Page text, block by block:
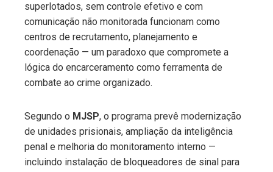
superlotados, sem controle efetivo e com
comunicação não monitorada funcionam como
centros de recrutamento, planejamento e
coordenação — um paradoxo que compromete a
lógica do encarceramento como ferramenta de
combate ao crime organizado.
Segundo o MJSP, o programa prevê modernização
de unidades prisionais, ampliação da inteligência
penal e melhoria do monitoramento interno —
incluindo instalação de bloqueadores de sinal para